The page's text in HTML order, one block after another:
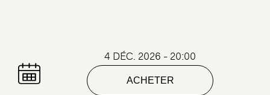
4 DÉC. 2026 - 20:00
ACHETER